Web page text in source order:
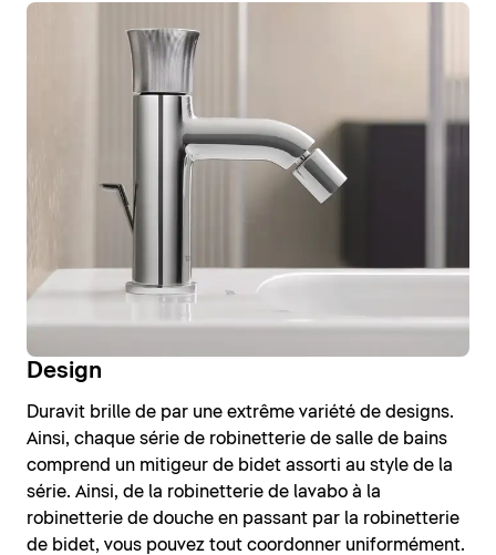
Design
Duravit brille de par une extrême variété de designs.
Ainsi, chaque série de robinetterie de salle de bains
comprend un mitigeur de bidet assorti au style de la
série. Ainsi, de la robinetterie de lavabo à la
robinetterie de douche en passant par la robinetterie
de bidet, vous pouvez tout coordonner uniformément.